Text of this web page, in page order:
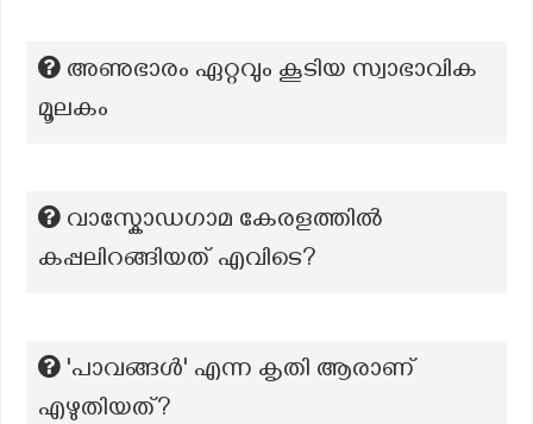
അണുഭാരം ഏറ്റവും കൂടിയ സ്വാഭാവിക
മൂലകം
വാസ്കോഡഗാമ കേരളത്തിൽ
കപ്പലിറങ്ങിയത് എവിടെ?
'പാവങ്ങൾ' എന്ന കൃതി ആരാണ്
എഴുതിയത്?